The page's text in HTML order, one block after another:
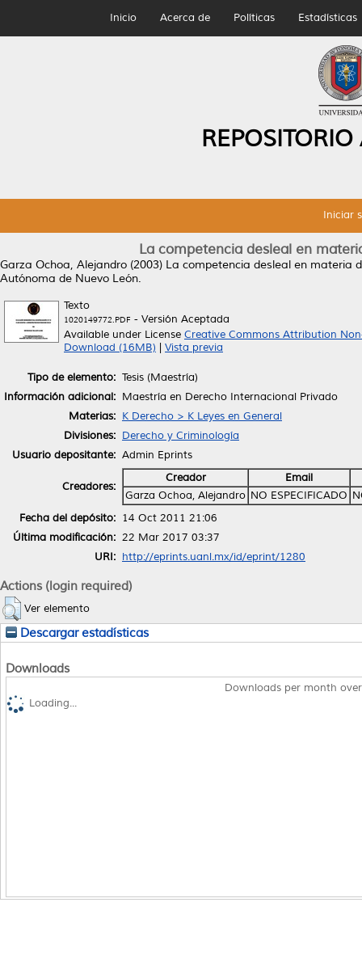
Inicio Acerca de Políticas Estadísticas
Iniciar
La competencia desleal en
Garza Ochoa, Alejandro (2003) La competencia desleal en materia
Autónoma de Nuevo León.
Texto
1020149772.PDF - Versión Aceptada
Available under License Creative Commons Attribution
Download (16MB)
Vista previa
Tipo de elemento: Tesis (Maestría)
Información adicional: Maestría en Derecho Internacional Privado
Materias: K Derecho > K Leyes en General
Divisiones: Derecho y Criminología
Usuario depositante: Admin Eprints
Creadores:
Creador
Email
Garza Ochoa, Alejandro NO ESPECIFICADO
Fecha del depósito: 14 Oct 2011 21:06
Última modificación: 22 Mar 2017 03:37
URI: http://eprints.uanl.mx/id/eprint/1280
Actions (login required)
Ver elemento
Descargar estadísticas
Downloads
Downloads per month
Loading...